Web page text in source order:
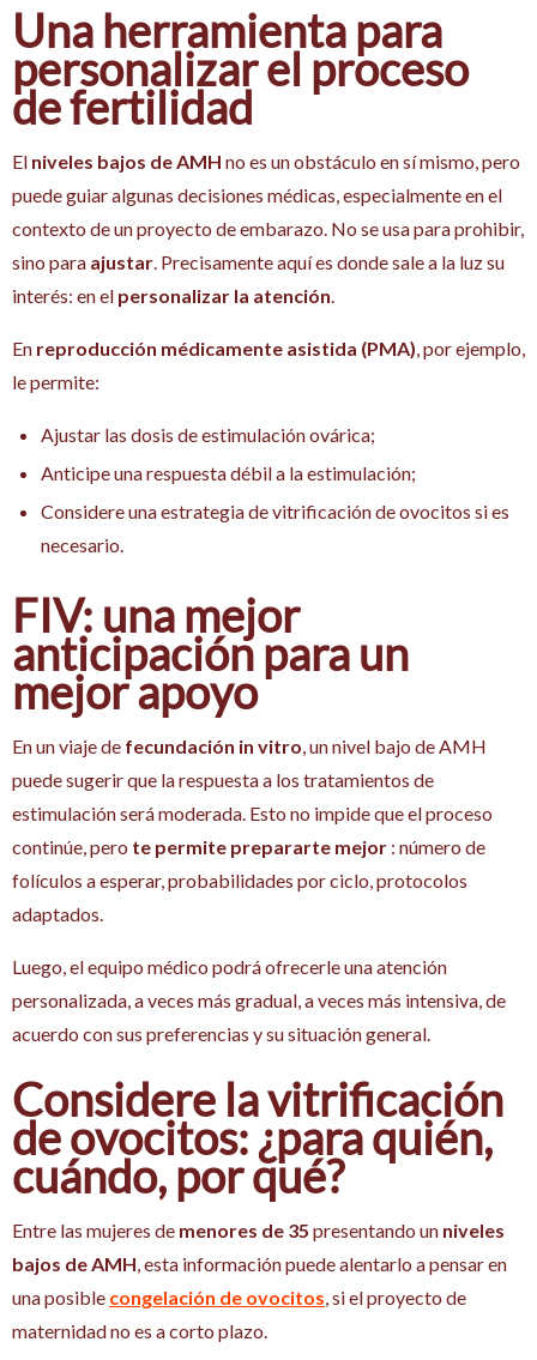
Una herramienta para
personalizar el proceso
de fertilidad
El niveles bajos de AMH no es un obstáculo en sí mismo, pero
puede guiar algunas decisiones médicas, especialmente en el
contexto de un proyecto de embarazo. No se usa para prohibir,
sino para ajustar . Precisamente aquí es donde sale a la luz su
interés: en el personalizar la atención
En reproducción médicamente asistida (PMA) , por ejemplo,
le permite:
Ajustar las dosis de estimulación ovárica;
Anticipe una respuesta débil a la estimulación;
Considere una estrategia de vitrificación de ovocitos si es
necesario.
FIV: una mejor
anticipación para un
mejor apoyo
En un viaje de fecundación in vitro , un nivel bajo de AMH
puede sugerir que la respuesta a los tratamientos de
estimulación será moderada. Esto no impide que el proceso
continúe, pero te permite prepararte mejor : número de
folículos a esperar, probabilidades por ciclo, protocolos
adaptados.
Luego, el equipo médico podrá ofrecerle una atención
personalizada, a veces más gradual, a veces más intensiva, de
acuerdo con sus preferencias y su situación general.
Considere la vitrificación
de ovocitos: ¿para quién,
cuándo, por qué?
Entre las mujeres de menores de 35 presentando un niveles
bajos de AMH , esta información puede alentarlo a pensar en
una posible congelación de ovocitos , si el proyecto de
maternidad no es a corto plazo.